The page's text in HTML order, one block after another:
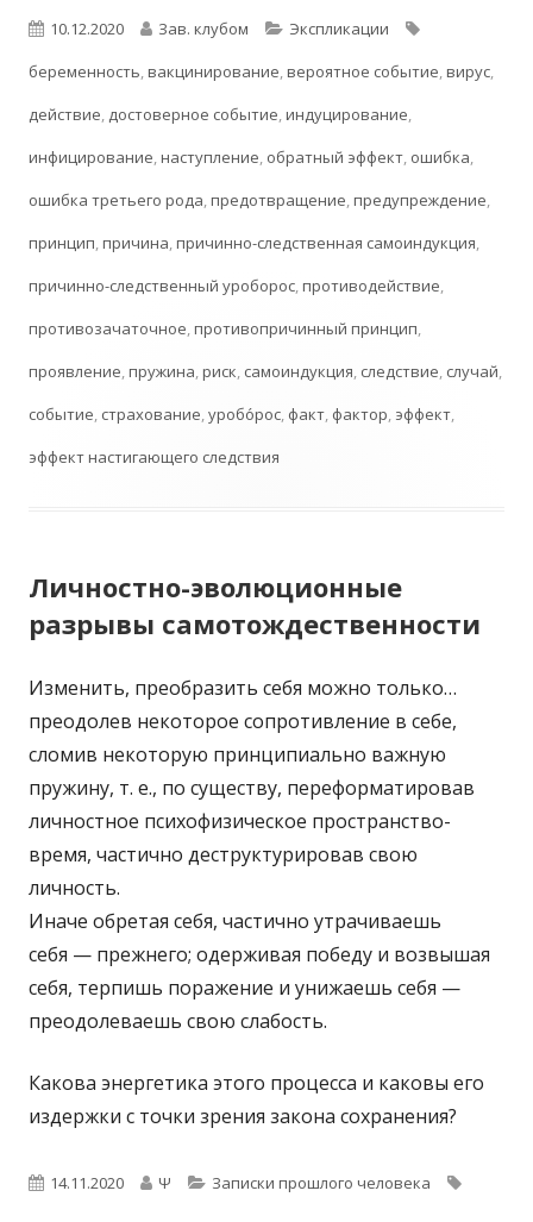
Опубликовано
10.12.2020 Автор
Зав. клубом Рубрики
Экспликации
беременность,вакцинирование,вероятное событие,вирус,
действие, достоверное событие,индуцирование,
инфицирование,наступление, обратный эффект, ошибка,
ошибка третьего рода,предотвращение,предупреждение,
принцип,причина,причинно-следственная самоиндукция,
причинно-следственный уроборос,противодействие,
противозачаточное,противопричинный принцип,
проявление,пружина,риск, самоиндукция, следствие, случай,
событие, страхование,уробо́рос, факт, фактор, эффект,
эффект настигающего следствия
Личностно-эволюционные
разрывы самотождественности
Изменить, преобразить себя можно только…
преодолев некоторое сопротивление в себе,
сломив некоторую принципиально важную
пружину, т. е., по существу, переформатировав
личностное психофизическое пространство-
время, частично деструктурировав свою
личность.
Иначе обретая себя, частично утрачиваешь
себя — прежнего; одерживая победу и возвышая
себя, терпишь поражение и унижаешь себя —
преодолеваешь свою слабость.
Какова энергетика этого процесса и каковы его
издержки с точки зрения закона сохранения?
Опубликовано
14.11.2020 Автор
Ψ Рубрики
Записки прошлого человека